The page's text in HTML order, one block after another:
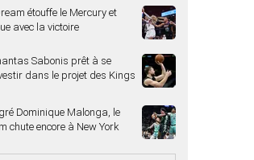
étouffe le Mercury et
avec la victoire
Sabonis prêt à se
dans le projet des Kings
Dominique Malonga, le
chute encore à New York